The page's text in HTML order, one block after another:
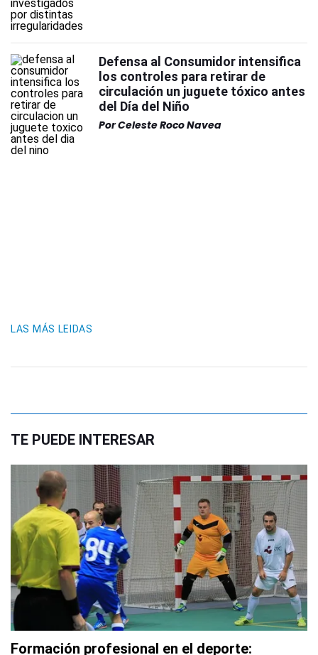
Defensa al Consumidor intensifica
los controles para retirar de
circulación un juguete tóxico antes
del Día del Niño
PorCeleste Roco Navea
LAS MÁS LEIDAS
TE PUEDE INTERESAR
Formación profesional en el deporte: